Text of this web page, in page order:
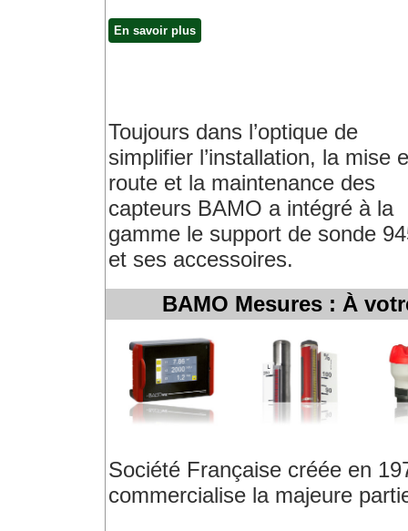
En savoir plus
Toujours dans l’optique de
simplifier l’installation, la mise
route et la maintenance des
capteurs BAMO a intégré à la
gamme le support de sonde
et ses accessoires.
BAMO Mesures : À
Société Française créée en
commercialise la majeure